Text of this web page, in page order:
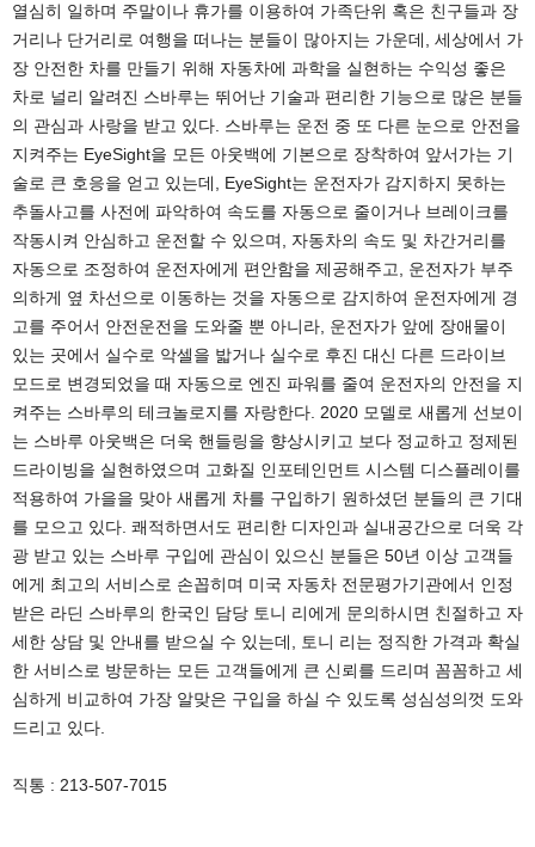
열심히 일하며 주말이나 휴가를 이용하여 가족단위 혹은 친구들과 장
거리나 단거리로 여행을 떠나는 분들이 많아지는 가운데, 세상에서 가
장 안전한 차를 만들기 위해 자동차에 과학을 실현하는 수익성 좋은
차로 널리 알려진 스바루는 뛰어난 기술과 편리한 기능으로 많은 분들
의 관심과 사랑을 받고 있다. 스바루는 운전 중 또 다른 눈으로 안전을
지켜주는 EyeSight을 모든 아웃백에 기본으로 장착하여 앞서가는 기
술로 큰 호응을 얻고 있는데, EyeSight는 운전자가 감지하지 못하는
추돌사고를 사전에 파악하여 속도를 자동으로 줄이거나 브레이크를
작동시켜 안심하고 운전할 수 있으며, 자동차의 속도 및 차간거리를
자동으로 조정하여 운전자에게 편안함을 제공해주고, 운전자가 부주
의하게 옆 차선으로 이동하는 것을 자동으로 감지하여 운전자에게 경
고를 주어서 안전운전을 도와줄 뿐 아니라, 운전자가 앞에 장애물이
있는 곳에서 실수로 악셀을 밟거나 실수로 후진 대신 다른 드라이브
모드로 변경되었을 때 자동으로 엔진 파워를 줄여 운전자의 안전을 지
켜주는 스바루의 테크놀로지를 자랑한다. 2020 모델로 새롭게 선보이
는 스바루 아웃백은 더욱 핸들링을 향상시키고 보다 정교하고 정제된
드라이빙을 실현하였으며 고화질 인포테인먼트 시스템 디스플레이를
적용하여 가을을 맞아 새롭게 차를 구입하기 원하셨던 분들의 큰 기대
를 모으고 있다. 쾌적하면서도 편리한 디자인과 실내공간으로 더욱 각
광 받고 있는 스바루 구입에 관심이 있으신 분들은 50년 이상 고객들
에게 최고의 서비스로 손꼽히며 미국 자동차 전문평가기관에서 인정
받은 라딘 스바루의 한국인 담당 토니 리에게 문의하시면 친절하고 자
세한 상담 및 안내를 받으실 수 있는데, 토니 리는 정직한 가격과 확실
한 서비스로 방문하는 모든 고객들에게 큰 신뢰를 드리며 꼼꼼하고 세
심하게 비교하여 가장 알맞은 구입을 하실 수 있도록 성심성의껏 도와
드리고 있다.
직통 : 213-507-7015